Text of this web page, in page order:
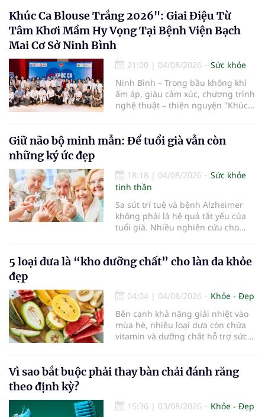
Khúc Ca Blouse Trắng 2026": Giai Điệu Từ
Tâm Khơi Mầm Hy Vọng Tại Bệnh Viện Bạch
Mai Cơ Sở Ninh Bình
21:00 | 04/08/2026
Sức khỏe
Ninh Bình – Trong bầu không khí
ấm áp, giàu cảm xúc, chương trình
nghệ thuật – thiện nguyện "Khúc
điểm dừng chân đầu tiên tại Bệnh
viện Bạch Mai cơ sở Ninh Bình.
Giữ não bộ minh mẫn: Để tuổi già vẫn còn
những ký ức đẹp
18:18 | 04/08/2026
Sức khỏe
tinh thần
Sa sút trí tuệ và bệnh Alzheimer
không phải là hệ quả tất yếu của
tuổi già. Nhiều nghiên cứu cho
rèn luyện trí não mỗi ngày có thể
tuổi gìn giữ trí nhớ và sống độc lập
5 loại dưa là “kho dưỡng chất” cho làn da khỏe
đẹp
04:04 | 04/08/2026
Khỏe - Đẹp
Bên cạnh khả năng giải nhiệt vào
mùa hè, nhiều loại dưa còn chứa
vitamin và dưỡng chất hỗ trợ sức
Vì sao bắt buộc phải thay bàn chải đánh răng
theo định kỳ?
15:36 | 03/08/2026
Khỏe - Đẹp